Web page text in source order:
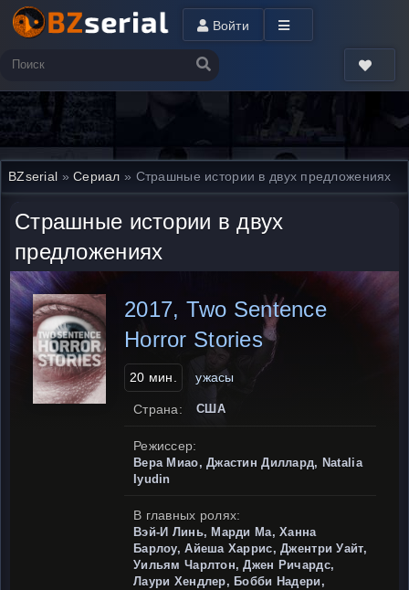
Войти
BZserial »Сериал » Страшные истории в двух предложениях
Страшные истории в двух
предложениях
2017, Two Sentence
Horror Stories
20 мин. ужасы
Страна: США
Режиссер:
Вера Миао, Джастин Диллард, Natalia
Iyudin
В главных ролях:
Вэй-И Линь, Марди Ма, Ханна
Барлоу, Айеша Харрис, Джентри Уайт,
Уильям Чарлтон, Джен Ричардс,
Лаури Хендлер, Бобби Надери,